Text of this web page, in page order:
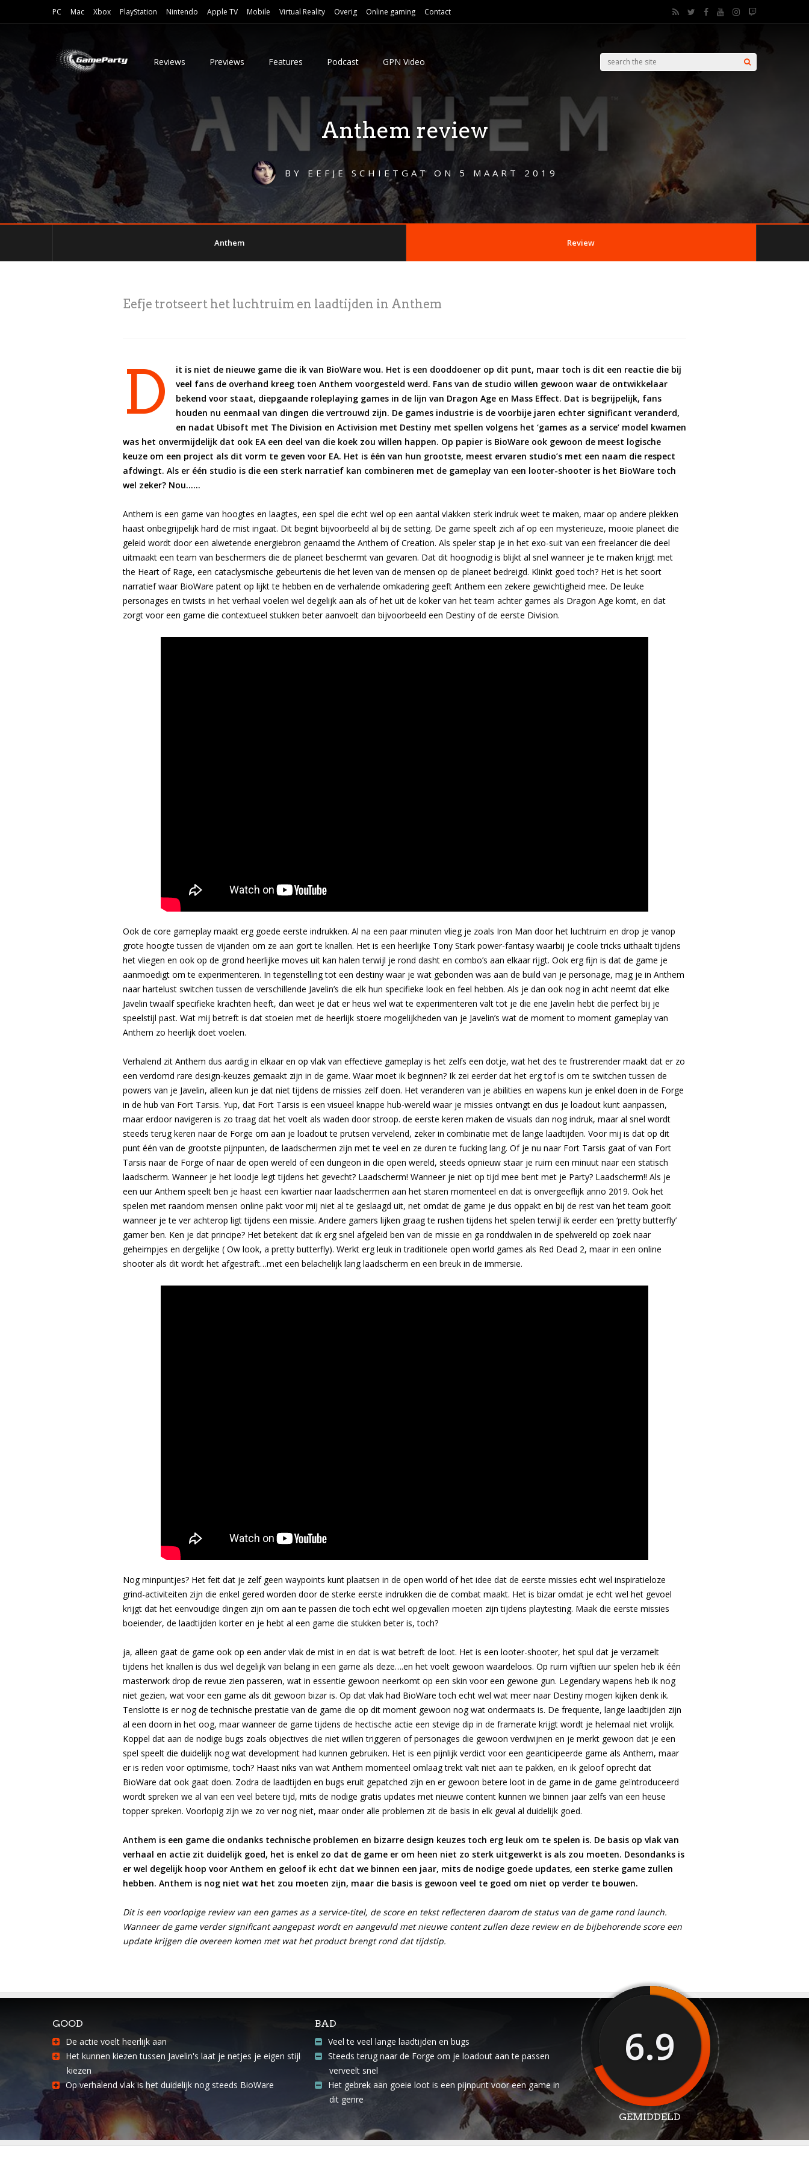
PC Mac Xbox PlayStation Nintendo Apple TV Mobile Virtual Reality Overig Online gaming Contact
Reviews Previews Features Podcast GPN Video
Anthem review
BY EEFJE SCHIETGAT ON 5 MAART 2019
Anthem Review
Eefje trotseert het luchtruim en laadtijden in Anthem
D
it is niet de nieuwe game die ik van BioWare wou. Het is een dooddoener op dit punt, maar toch is dit een reactie die bij
veel fans de overhand kreeg toen Anthem voorgesteld werd. Fans van de studio willen gewoon waar de ontwikkelaar
bekend voor staat, diepgaande roleplaying games in de lijn van Dragon Age en Mass Effect. Dat is begrijpelijk, fans
houden nu eenmaal van dingen die vertrouwd zijn. De games industrie is de voorbije jaren echter significant veranderd,
en nadat Ubisoft met The Division en Activision met Destiny met spellen volgens het ‘games as a service’ model kwamen
was het onvermijdelijk dat ook EA een deel van die koek zou willen happen. Op papier is BioWare ook gewoon de meest logische
keuze om een project als dit vorm te geven voor EA. Het is één van hun grootste, meest ervaren studio’s met een naam die respect
afdwingt. Als er één studio is die een sterk narratief kan combineren met de gameplay van een looter-shooter is het BioWare toch
wel zeker? Nou……
Anthem is een game van hoogtes en laagtes, een spel die echt wel op een aantal vlakken sterk indruk weet te maken, maar op andere plekken
haast onbegrijpelijk hard de mist ingaat. Dit begint bijvoorbeeld al bij de setting. De game speelt zich af op een mysterieuze, mooie planeet die
geleid wordt door een alwetende energiebron genaamd the Anthem of Creation. Als speler stap je in het exo-suit van een freelancer die deel
uitmaakt een team van beschermers die de planeet beschermt van gevaren. Dat dit hoognodig is blijkt al snel wanneer je te maken krijgt met
the Heart of Rage, een cataclysmische gebeurtenis die het leven van de mensen op de planeet bedreigd. Klinkt goed toch? Het is het soort
narratief waar BioWare patent op lijkt te hebben en de verhalende omkadering geeft Anthem een zekere gewichtigheid mee. De leuke
personages en twists in het verhaal voelen wel degelijk aan als of het uit de koker van het team achter games als Dragon Age komt, en dat
zorgt voor een game die contextueel stukken beter aanvoelt dan bijvoorbeeld een Destiny of de eerste Division.
Ook de core gameplay maakt erg goede eerste indrukken. Al na een paar minuten vlieg je zoals Iron Man door het luchtruim en drop je vanop
grote hoogte tussen de vijanden om ze aan gort te knallen. Het is een heerlijke Tony Stark power-fantasy waarbij je coole tricks uithaalt tijdens
het vliegen en ook op de grond heerlijke moves uit kan halen terwijl je rond dasht en combo’s aan elkaar rijgt. Ook erg fijn is dat de game je
aanmoedigt om te experimenteren. In tegenstelling tot een destiny waar je wat gebonden was aan de build van je personage, mag je in Anthem
naar hartelust switchen tussen de verschillende Javelin’s die elk hun specifieke look en feel hebben. Als je dan ook nog in acht neemt dat elke
Javelin twaalf specifieke krachten heeft, dan weet je dat er heus wel wat te experimenteren valt tot je die ene Javelin hebt die perfect bij je
speelstijl past. Wat mij betreft is dat stoeien met de heerlijk stoere mogelijkheden van je Javelin’s wat de moment to moment gameplay van
Anthem zo heerlijk doet voelen.
Verhalend zit Anthem dus aardig in elkaar en op vlak van effectieve gameplay is het zelfs een dotje, wat het des te frustrerender maakt dat er zo
een verdomd rare design-keuzes gemaakt zijn in de game. Waar moet ik beginnen? Ik zei eerder dat het erg tof is om te switchen tussen de
powers van je Javelin, alleen kun je dat niet tijdens de missies zelf doen. Het veranderen van je abilities en wapens kun je enkel doen in de Forge
in de hub van Fort Tarsis. Yup, dat Fort Tarsis is een visueel knappe hub-wereld waar je missies ontvangt en dus je loadout kunt aanpassen,
maar erdoor navigeren is zo traag dat het voelt als waden door stroop. de eerste keren maken de visuals dan nog indruk, maar al snel wordt
steeds terug keren naar de Forge om aan je loadout te prutsen vervelend, zeker in combinatie met de lange laadtijden. Voor mij is dat op dit
punt één van de grootste pijnpunten, de laadschermen zijn met te veel en ze duren te fucking lang. Of je nu naar Fort Tarsis gaat of van Fort
Tarsis naar de Forge of naar de open wereld of een dungeon in die open wereld, steeds opnieuw staar je ruim een minuut naar een statisch
laadscherm. Wanneer je het loodje legt tijdens het gevecht? Laadscherm! Wanneer je niet op tijd mee bent met je Party? Laadscherm!! Als je
een uur Anthem speelt ben je haast een kwartier naar laadschermen aan het staren momenteel en dat is onvergeeflijk anno 2019. Ook het
spelen met raandom mensen online pakt voor mij niet al te geslaagd uit, net omdat de game je dus oppakt en bij de rest van het team gooit
wanneer je te ver achterop ligt tijdens een missie. Andere gamers lijken graag te rushen tijdens het spelen terwijl ik eerder een ‘pretty butterfly’
gamer ben. Ken je dat principe? Het betekent dat ik erg snel afgeleid ben van de missie en ga ronddwalen in de spelwereld op zoek naar
geheimpjes en dergelijke ( Ow look, a pretty butterfly). Werkt erg leuk in traditionele open world games als Red Dead 2, maar in een online
shooter als dit wordt het afgestraft…met een belachelijk lang laadscherm en een breuk in de immersie.
Nog minpuntjes? Het feit dat je zelf geen waypoints kunt plaatsen in de open world of het idee dat de eerste missies echt wel inspiratieloze
grind-activiteiten zijn die enkel gered worden door de sterke eerste indrukken die de combat maakt. Het is bizar omdat je echt wel het gevoel
krijgt dat het eenvoudige dingen zijn om aan te passen die toch echt wel opgevallen moeten zijn tijdens playtesting. Maak die eerste missies
boeiender, de laadtijden korter en je hebt al een game die stukken beter is, toch?
ja, alleen gaat de game ook op een ander vlak de mist in en dat is wat betreft de loot. Het is een looter-shooter, het spul dat je verzamelt
tijdens het knallen is dus wel degelijk van belang in een game als deze….en het voelt gewoon waardeloos. Op ruim vijftien uur spelen heb ik één
masterwork drop de revue zien passeren, wat in essentie gewoon neerkomt op een skin voor een gewone gun. Legendary wapens heb ik nog
niet gezien, wat voor een game als dit gewoon bizar is. Op dat vlak had BioWare toch echt wel wat meer naar Destiny mogen kijken denk ik.
Tenslotte is er nog de technische prestatie van de game die op dit moment gewoon nog wat ondermaats is. De frequente, lange laadtijden zijn
al een doorn in het oog, maar wanneer de game tijdens de hectische actie een stevige dip in de framerate krijgt wordt je helemaal niet vrolijk.
Koppel dat aan de nodige bugs zoals objectives die niet willen triggeren of personages die gewoon verdwijnen en je merkt gewoon dat je een
spel speelt die duidelijk nog wat development had kunnen gebruiken. Het is een pijnlijk verdict voor een geanticipeerde game als Anthem, maar
er is reden voor optimisme, toch? Haast niks van wat Anthem momenteel omlaag trekt valt niet aan te pakken, en ik geloof oprecht dat
BioWare dat ook gaat doen. Zodra de laadtijden en bugs eruit gepatched zijn en er gewoon betere loot in de game in de game geïntroduceerd
wordt spreken we al van een veel betere tijd, mits de nodige gratis updates met nieuwe content kunnen we binnen jaar zelfs van een heuse
topper spreken. Voorlopig zijn we zo ver nog niet, maar onder alle problemen zit de basis in elk geval al duidelijk goed.
Anthem is een game die ondanks technische problemen en bizarre design keuzes toch erg leuk om te spelen is. De basis op vlak van
verhaal en actie zit duidelijk goed, het is enkel zo dat de game er om heen niet zo sterk uitgewerkt is als zou moeten. Desondanks is
er wel degelijk hoop voor Anthem en geloof ik echt dat we binnen een jaar, mits de nodige goede updates, een sterke game zullen
hebben. Anthem is nog niet wat het zou moeten zijn, maar die basis is gewoon veel te goed om niet op verder te bouwen.
Dit is een voorlopige review van een games as a service-titel, de score en tekst reflecteren daarom de status van de game rond launch.
Wanneer de game verder significant aangepast wordt en aangevuld met nieuwe content zullen deze review en de bijbehorende score een
update krijgen die overeen komen met wat het product brengt rond dat tijdstip.
GOOD
De actie voelt heerlijk aan
Het kunnen kiezen tussen Javelin's laat je netjes je eigen stijl
kiezen
Op verhalend vlak is het duidelijk nog steeds BioWare
BAD
Veel te veel lange laadtijden en bugs
Steeds terug naar de Forge om je loadout aan te passen
verveelt snel
Het gebrek aan goeie loot is een pijnpunt voor een game in
dit genre
6.9
GEMIDDELD